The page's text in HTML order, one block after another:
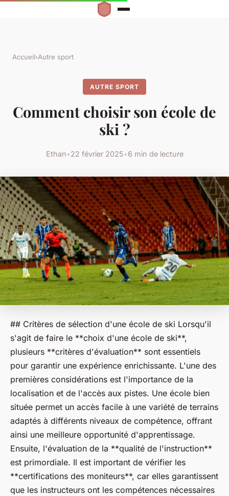
Accueil›Autre sport
AUTRE SPORT
Comment choisir son école de
ski ?
Ethan•22 février 2025•6 min de lecture
## Critères de sélection d'une école de ski Lorsqu'il
s'agit de faire le **choix d'une école de ski**,
plusieurs **critères d'évaluation** sont essentiels
pour garantir une expérience enrichissante. L'une des
premières considérations est l'importance de la
localisation et de l'accès aux pistes. Une école bien
située permet un accès facile à une variété de terrains
adaptés à différents niveaux de compétence, offrant
ainsi une meilleure opportunité d'apprentissage.
Ensuite, l'évaluation de la **qualité de l'instruction**
est primordiale. Il est important de vérifier les
**certifications des moniteurs**, car elles garantissent
que les instructeurs ont les compétences nécessaires